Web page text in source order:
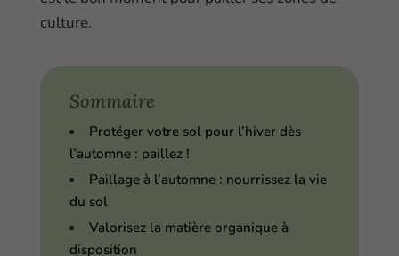
culture.
Sommaire
Protéger votre sol pour l’hiver dès
l’automne : paillez !
Paillage à l’automne : nourrissez la vie
du sol
Valorisez la matière organique à
disposition